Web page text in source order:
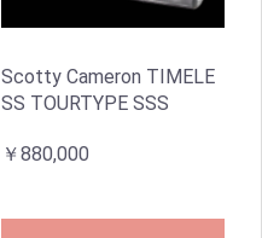
Scotty Cameron TIMELE
SS TOURTYPE SSS
￥880,000